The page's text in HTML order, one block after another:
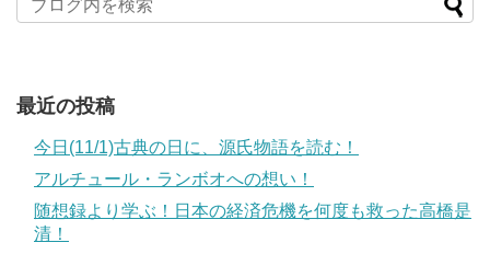
最近の投稿
今日(11/1)古典の日に、源氏物語を読む！
アルチュール・ランボオへの想い！
随想録より学ぶ！日本の経済危機を何度も救った高橋是
清！